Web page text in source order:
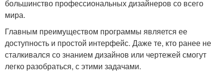
большинство профессиональных дизайнеров со всего
мира.
Главным преимуществом программы является ее
доступность и простой интерфейс. Даже те, кто ранее не
сталкивался со знанием дизайнов или чертежей смогут
легко разобраться, с этими задачами.